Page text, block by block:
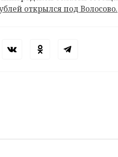
открылся под Волосово.